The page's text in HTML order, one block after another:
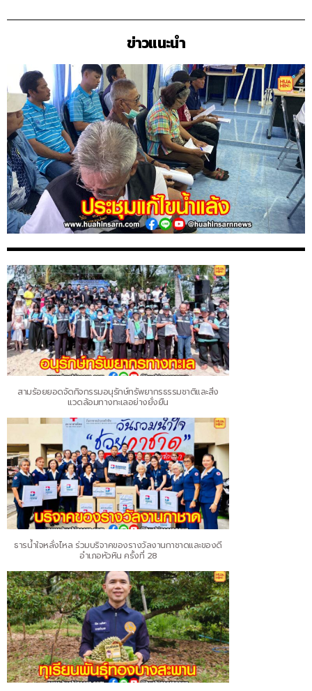
ข่าวแนะนำ
สามร้อยยอดจัดกิจกรรมอนุรักษ์ทรัพยากรธรรมชาติและสิ่ง
แวดล้อมทางทะเลอย่างยั่งยืน
ธารน้ำใจหลั่งไหล ร่วมบริจาคของรางวัลงานกาชาดและของดี
อำเภอหัวหิน ครั้งที่ 28